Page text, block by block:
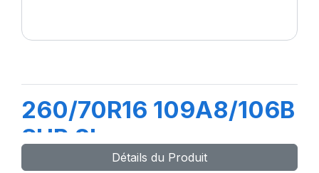
260/70R16 109A8/106B
SUP 8L
Détails du Produit